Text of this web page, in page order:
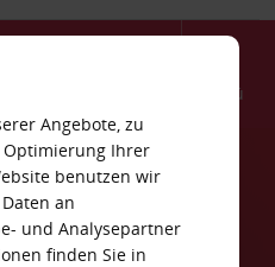
Menü
Pau
Angebote, zu
Optimierung Ihrer
benutzen wir
an
und Analysepartner
finden Sie in